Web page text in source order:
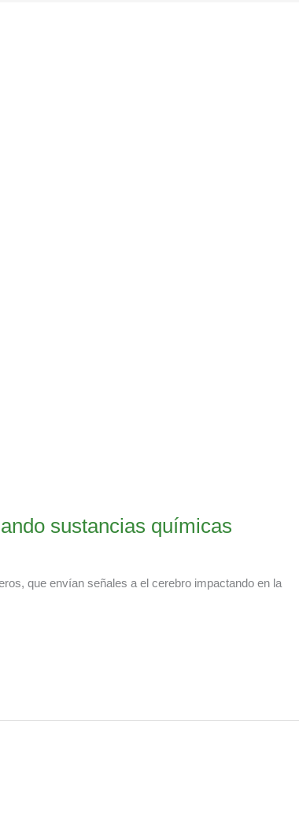
sustancias químicas
que envían señales a el cerebro impactando en la